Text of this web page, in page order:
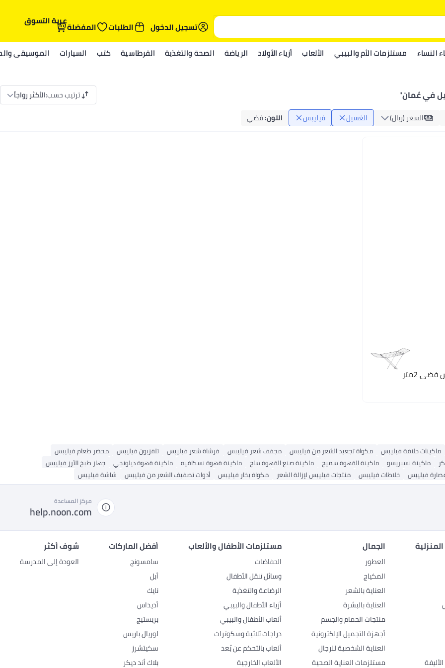
تسجيل الدخول
الطلبات المفضلةعربة التسوق
النساء مستلزمات الأم والبيبي الألعاب أزياء الأولاد الرياضة الصحة والتغذية القرطاسية كتب السيارات الموسيقى
في عُمان" ترتيب حسب:الأكثر رواجاً
السعر (ريال) الغسيل فيليبس اللون:فضي
2متر
ماكينات حلاقة فيليبس مكواة تجعيد الشعر من فيليبس مجفف شعر فيليبس فرشاة شعر فيليبس تلفزيون فيليبس
محضر طعام فيليبس
ماكينة نسبريسو ماكينة القهوة سميج ماكينة صنع القهوة ساج ماكينة قهوة نسكافيه ماكينة قهوة ديلونجي
جهاز طبخ الأرز فيليبس
فيليبس خلاطات فيليبس منتجات فيليبس لإزالة الشعر مكواة بخار فيليبس أدوات تصفيف الشعر من فيليبس شاشة فيليبس
مركز المساعدة
help.noon.com
الجمال
العطور
المكياج
العناية بالشعر
العناية بالبشرة
منتجات الحمام والجسم
أجهزة التجميل الإلكترونية
العناية الشخصية للرجال
مستلزمات العناية الصحية
مستلزمات الأطفال والألعاب
الحفاضات
وسائل تنقل الأطفال
الرضاعة والتغذية
أزياء الأطفال والبيبي
ألعاب الأطفال والبيبي
دراجات ثلاثية وسكوترات
ألعاب بالتحكم عن بُعد
الألعاب الخارجية
أفضل الماركات
سامسونج
أبل
نايك
أديداس
بريستيج
لوريال باريس
سكيتشرز
بلاك أند ديكر
شوف أكثر
العودة إلى المدرسة